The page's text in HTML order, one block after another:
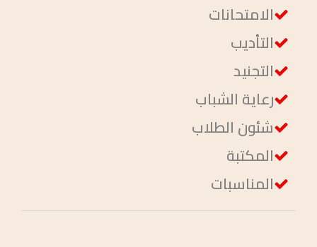
الامتحانات
التأديب
التجنيد
رعاية الشباب
شئون الطلاب
المكتبة
المناسبات